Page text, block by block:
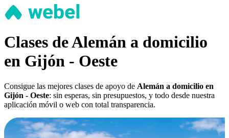
Clases de Alemán a domicilio
en Gijón - Oeste
Consigue las mejores clases de apoyo de Alemán a domicilio en
Gijón - Oeste: sin esperas, sin presupuestos, y todo desde nuestra
aplicación móvil o web con total transparencia.